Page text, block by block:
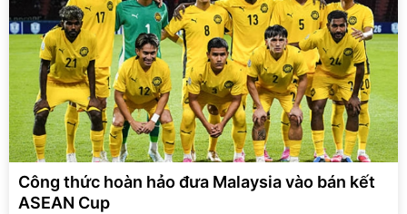
Công thức hoàn hảo đưa Malaysia vào bán kết
ASEAN Cup